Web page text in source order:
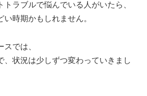
トラブルで悩んでいる人がいたら、
時期かもしれません。
では、
、状況は少しずつ変わっていきまし